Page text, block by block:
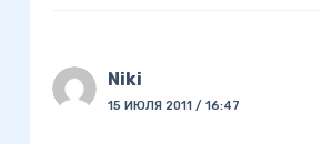
Niki
15 ИЮЛЯ 2011 / 16:47